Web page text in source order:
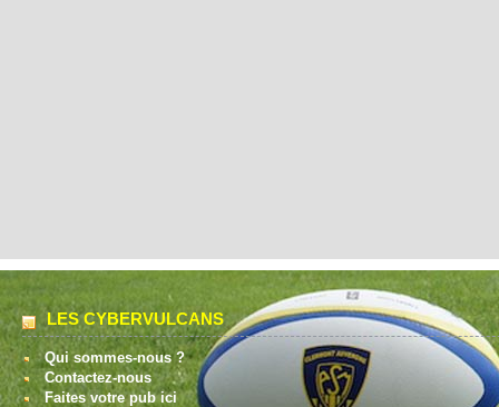
LES CYBERVULCANS
Qui sommes-nous ?
Contactez-nous
Faites votre pub ici